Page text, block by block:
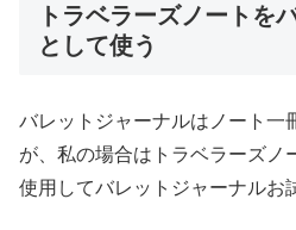
トラベラーズノートを
として使う
バレットジャーナルはノート一
が、私の場合はトラベラーズノ
使用してバレットジャーナルお